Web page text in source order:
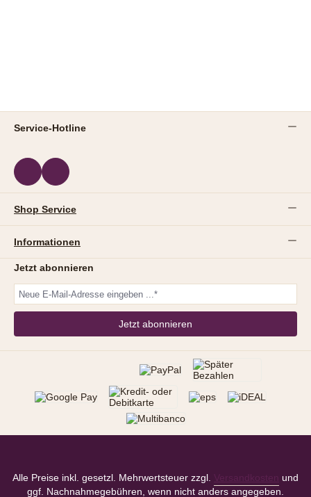
Service-Hotline
Shop Service
Informationen
Jetzt abonnieren
Jetzt abonnieren
Alle Preise inkl. gesetzl. Mehrwertsteuer zzgl. Versandkosten
und
ggf. Nachnahmegebühren, wenn nicht anders angegeben.